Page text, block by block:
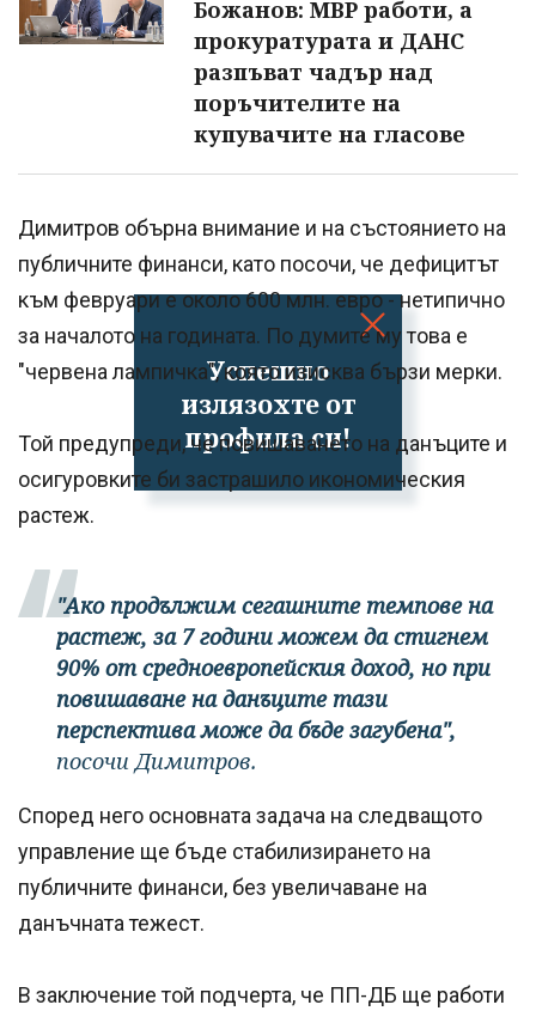
Успешно
излязохте от
профила си!
Божанов: МВР работи, а
прокуратурата и ДАНС
разпъват чадър над
поръчителите на
купувачите на гласове
Димитров обърна внимание и на състоянието на
публичните финанси, като посочи, че дефицитът
към февруари е около 600 млн. евро - нетипично
за началото на годината. По думите му това е
"червена лампичка", която изисква бързи мерки.
Той предупреди, че повишаването на данъците и
осигуровките би застрашило икономическия
растеж.
"Ако продължим сегашните темпове на
растеж, за 7 години можем да стигнем
90% от средноевропейския доход, но при
повишаване на данъците тази
перспектива може да бъде загубена",
посочи Димитров.
Според него основната задача на следващото
управление ще бъде стабилизирането на
публичните финанси, без увеличаване на
данъчната тежест.
В заключение той подчерта, че ПП-ДБ ще работи